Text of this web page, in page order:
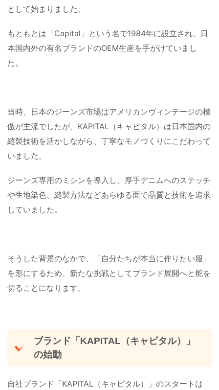
として始まりました。
もともとは「Capital」という名で1984年に設立され、日
本国内外の有名ブランドのOEM生産を手がけていまし
た。
当時、日本のジーンズ市場はアメリカンヴィンテージの模
倣が主流でしたが、KAPITAL（キャピタル）は日本国内の
縫製技術を活かしながら、丁寧なモノづくりにこだわって
いました。
ジーンズ専用のミシンを導入し、厚手デニムへのステッチ
や生地染色、縫製方法などあらゆる面で品質と技術を追求
していました。
そうした背景のなかで、「自分たちが本当に作りたい服」
を形にするため、新たな挑戦としてブランド展開へと舵を
切ることになります。
ブランド「KAPITAL（キャピタル）」
の始動
自社ブランド「KAPITAL（キャピタル）」のスタートは